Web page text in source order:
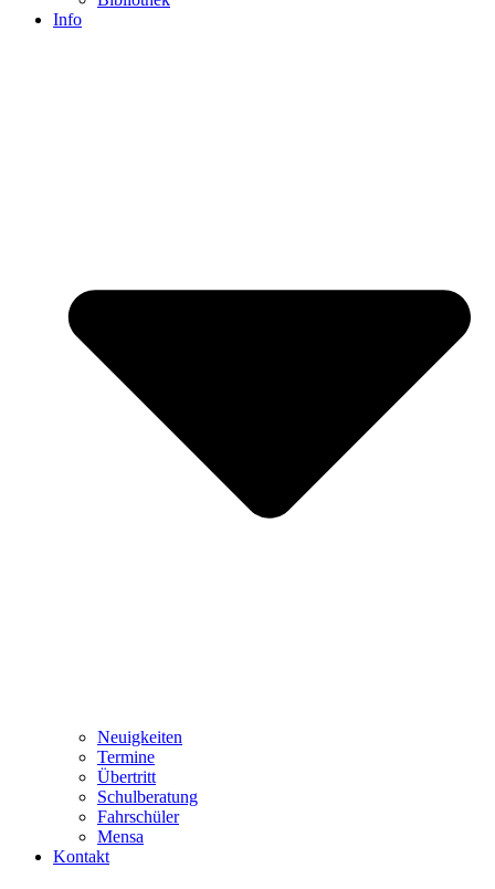
Info
Neuigkeiten
Termine
Übertritt
Schulberatung
Fahrschüler
Mensa
Kontakt